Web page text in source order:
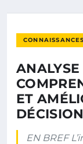
CONNAISSANCES
ET
DÉCISION
EN BREF